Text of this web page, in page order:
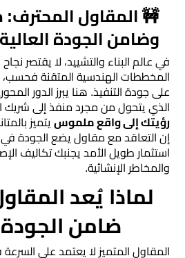
بديل
رخام
تركيب
ديكور
فوم
الرياض
بناء
ملاحق
تركيب
🚧 المقاول
وضامن الجودة
​في عالم البناء والتشييد، لا يقتصر
المخططات الهندسية المتقنة
على جودة التنفيذ. هنا يبرز الدور
الذي يتحول من مجرد منفذ إلى شريك
رؤيتك إلى واقع ملموسيتميز
إن التعاقد مع مقاول يضع الجودة
استثمار طويل الأمد يجنبك تكاليف
والمخاطر الإنشائية.
​لماذا يُعد
ضامن الجودة
​المقاول المتميز لا يعتمد على